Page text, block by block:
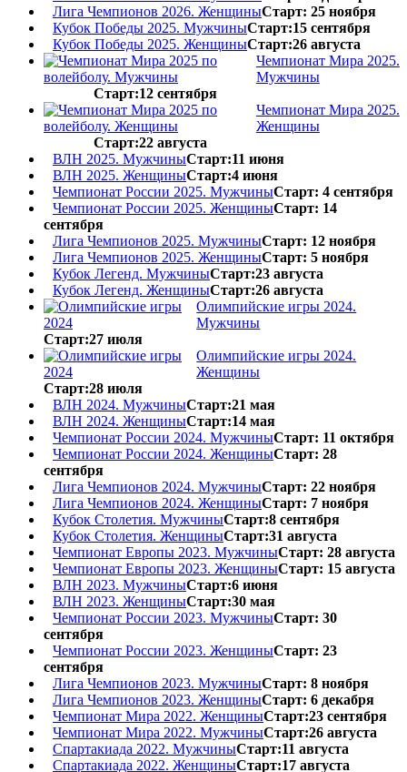
Лига Чемпионов 2026. ЖенщиныСтарт: 25 ноября
Кубок Победы 2025. МужчиныСтарт:15 сентября
Кубок Победы 2025. ЖенщиныСтарт:26 августа
Чемпионат Мира 2025.
Мужчины
Старт:12 сентября
Чемпионат Мира 2025.
Женщины
Старт:22 августа
ВЛН 2025. МужчиныСтарт:11 июня
ВЛН 2025. ЖенщиныСтарт:4 июня
Чемпионат России 2025. МужчиныСтарт: 4 сентября
Чемпионат России 2025. ЖенщиныСтарт: 14
сентября
Лига Чемпионов 2025. МужчиныСтарт: 12 ноября
Лига Чемпионов 2025. ЖенщиныСтарт: 5 ноября
Кубок Легенд. МужчиныСтарт:23 августа
Кубок Легенд. ЖенщиныСтарт:26 августа
Олимпийские игры 2024.
Мужчины
Старт:27 июля
Олимпийские игры 2024.
Женщины
Старт:28 июля
ВЛН 2024. МужчиныСтарт:21 мая
ВЛН 2024. ЖенщиныСтарт:14 мая
Чемпионат России 2024. МужчиныСтарт: 11 октября
Чемпионат России 2024. ЖенщиныСтарт: 28
сентября
Лига Чемпионов 2024. МужчиныСтарт: 22 ноября
Лига Чемпионов 2024. ЖенщиныСтарт: 7 ноября
Кубок Столетия. МужчиныСтарт:8 сентября
Кубок Столетия. ЖенщиныСтарт:31 августа
Чемпионат Европы 2023. МужчиныСтарт: 28 августа
Чемпионат Европы 2023. ЖенщиныСтарт: 15 августа
ВЛН 2023. МужчиныСтарт:6 июня
ВЛН 2023. ЖенщиныСтарт:30 мая
Чемпионат России 2023. МужчиныСтарт: 30
сентября
Чемпионат России 2023. ЖенщиныСтарт: 23
сентября
Лига Чемпионов 2023. МужчиныСтарт: 8 ноября
Лига Чемпионов 2023. ЖенщиныСтарт: 6 декабря
Чемпионат Мира 2022. ЖенщиныСтарт:23 сентября
Чемпионат Мира 2022. МужчиныСтарт:26 августа
Спартакиада 2022. МужчиныСтарт:11 августа
Спартакиада 2022. ЖенщиныСтарт:17 августа